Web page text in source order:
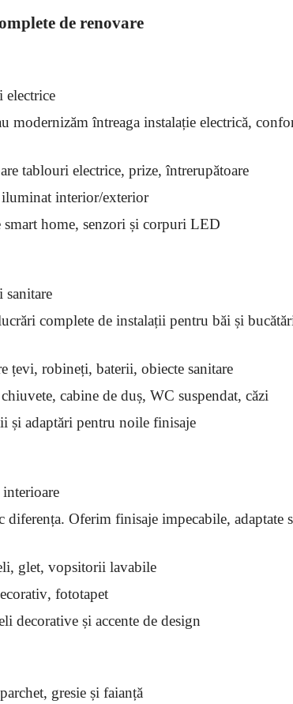
de renovare
electrice
modernizăm întreaga instalație electrică,
tablouri electrice, prize, întrerupătoare
interior/exterior
smart home, senzori și corpuri LED
sanitare
complete de instalații pentru băi și
țevi, robineți, baterii, obiecte sanitare
cabine de duș, WC suspendat, căzi
și adaptări pentru noile finisaje
diferența. Oferim finisaje impecabile, adaptate
glet, vopsitorii lavabile
fototapet
decorative și accente de design
gresie și faianță